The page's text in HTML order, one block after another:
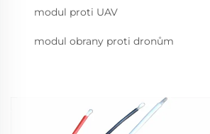
modul proti UAV
modul obrany proti dronům